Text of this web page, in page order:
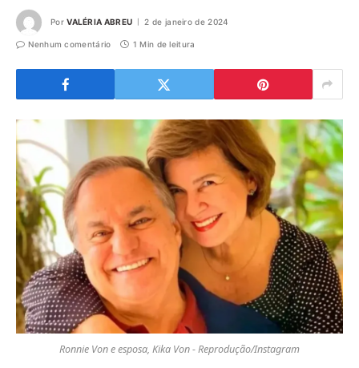
Por VALÉRIA ABREU 2 de janeiro de 2024
Nenhum comentário 1 Min de leitura
Ronnie Von e esposa, Kika Von - Reprodução/Instagram